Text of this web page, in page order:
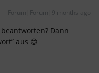
Forum|Forum|9 months ago
Dann
aus 😊